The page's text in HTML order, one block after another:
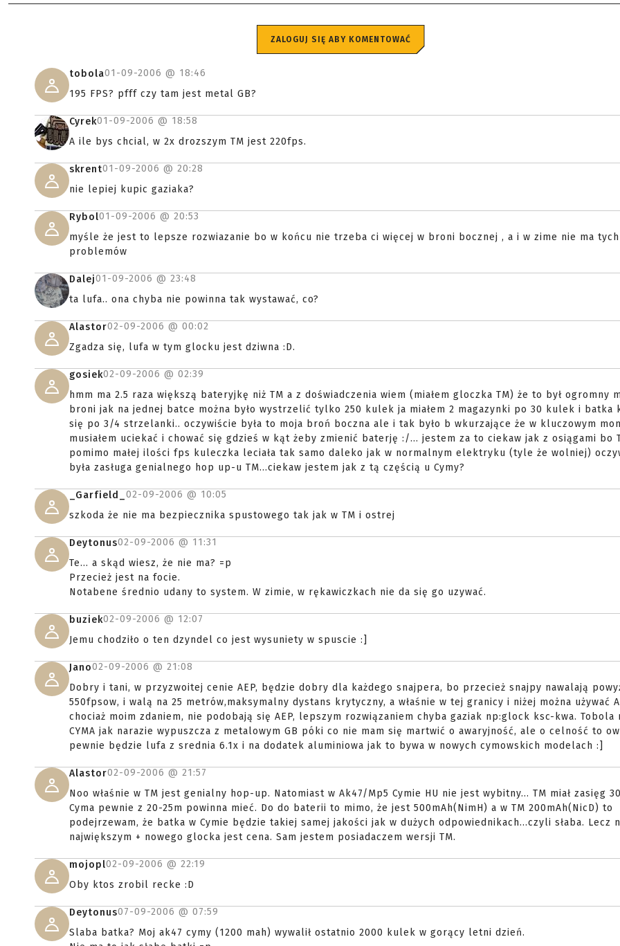
ZALOGUJ SIĘ ABY KOMENTOWAĆ
tobola01-09-2006 @ 18:46
195 FPS? pfff czy tam jest metal GB?
Cyrek01-09-2006 @ 18:58
A ile bys chcial, w 2x drozszym TM jest 220fps.
skrent01-09-2006 @ 20:28
nie lepiej kupic gaziaka?
Rybol01-09-2006 @ 20:53
myśle że jest to lepsze rozwiazanie bo w końcu nie trzeba ci więcej w broni bocznej , a i w zime nie ma tych
problemów
Dalej01-09-2006 @ 23:48
ta lufa.. ona chyba nie powinna tak wystawać, co?
Alastor02-09-2006 @ 00:02
Zgadza się, lufa w tym glocku jest dziwna :D.
gosiek02-09-2006 @ 02:39
hmm ma 2.5 raza większą bateryjkę niż TM a z doświadczenia wiem (miałem gloczka TM) że to był ogromny
broni jak na jednej batce można było wystrzelić tylko 250 kulek ja miałem 2 magazynki po 30 kulek i batka
się po 3/4 strzelanki.. oczywiście była to moja broń boczna ale i tak było b wkurzające że w kluczowym
musiałem uciekać i chować się gdzieś w kąt żeby zmienić baterję :/... jestem za to ciekaw jak z osiągami bo
pomimo małej ilości fps kuleczka leciała tak samo daleko jak w normalnym elektryku (tyle że wolniej)
była zasługa genialnego hop up-u TM...ciekaw jestem jak z tą częścią u Cymy?
_Garfield_ 02-09-2006 @ 10:05
szkoda że nie ma bezpiecznika spustowego tak jak w TM i ostrej
Deytonus02-09-2006 @ 11:31
Te... a skąd wiesz, że nie ma? =p
Przecież jest na focie.
Notabene średnio udany to system. W zimie, w rękawiczkach nie da się go uzywać.
buziek02-09-2006 @ 12:07
Jemu chodziło o ten dzyndel co jest wysuniety w spuscie :]
Jano02-09-2006 @ 21:08
Dobry i tani, w przyzwoitej cenie AEP, będzie dobry dla każdego snajpera, bo przecież snajpy nawalają
550fpsow, i walą na 25 metrów,maksymalny dystans krytyczny, a właśnie w tej granicy i niżej można używać
chociaż moim zdaniem, nie podobają się AEP, lepszym rozwiązaniem chyba gaziak np:glock ksc-kwa. Tobola
CYMA jak narazie wypuszcza z metalowym GB póki co nie mam się martwić o awaryjność, ale o celność to
pewnie będzie lufa z srednia 6.1x i na dodatek aluminiowa jak to bywa w nowych cymowskich modelach :]
Alastor02-09-2006 @ 21:57
Noo właśnie w TM jest genialny hop-up. Natomiast w Ak47/Mp5 Cymie HU nie jest wybitny... TM miał zasięg
Cyma pewnie z 20-25m powinna mieć. Do do baterii to mimo, że jest 500mAh(NimH) a w TM 200mAh(NicD) to
podejrzewam, że batka w Cymie będzie takiej samej jakości jak w dużych odpowiednikach...czyli słaba. Lecz
największym + nowego glocka jest cena. Sam jestem posiadaczem wersji TM.
mojopl02-09-2006 @ 22:19
Oby ktos zrobil recke :D
Deytonus07-09-2006 @ 07:59
Slaba batka? Moj ak47 cymy (1200 mah) wywalił ostatnio 2000 kulek w gorący letni dzień.